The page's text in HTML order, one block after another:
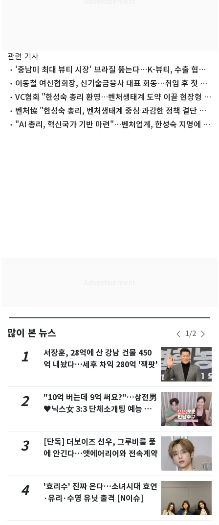
관련 기사
'중남미 최대 뷰티 시장' 브라질 뚫는다…K-뷰티, 수출 협력
지원이동철 여신협회장, 신기술금융사 대표 회동…취임 후 첫 행
보 VC협회 "한성숙 총리 환영…벤처생태계 도약 이끌 현장형 리
더"벤처協 "한성숙 총리, 벤처생태계 중심 과감한 정책 결단 기
대""AI 총리, 혁신국가 기반 마련"…벤처업계, 한성숙 지명에 기
많이 본 뉴스 1/2
1
서장훈, 28억에 산 강남 건물 450
억 내놨다…세후 차익 280억 '잭팟'
2
"10억 버는데 9억 써요?"…삼전男
♥닉스女 3:3 단체소개팅 예능 화
3
[단독] 더보이즈 선우, 그루비룸 품
에 안긴다…앳에어리어와 전속계약
4
'효리수' 진짜 온다…소녀시대 효연
·유리·수영 유닛 출격 [N이슈]